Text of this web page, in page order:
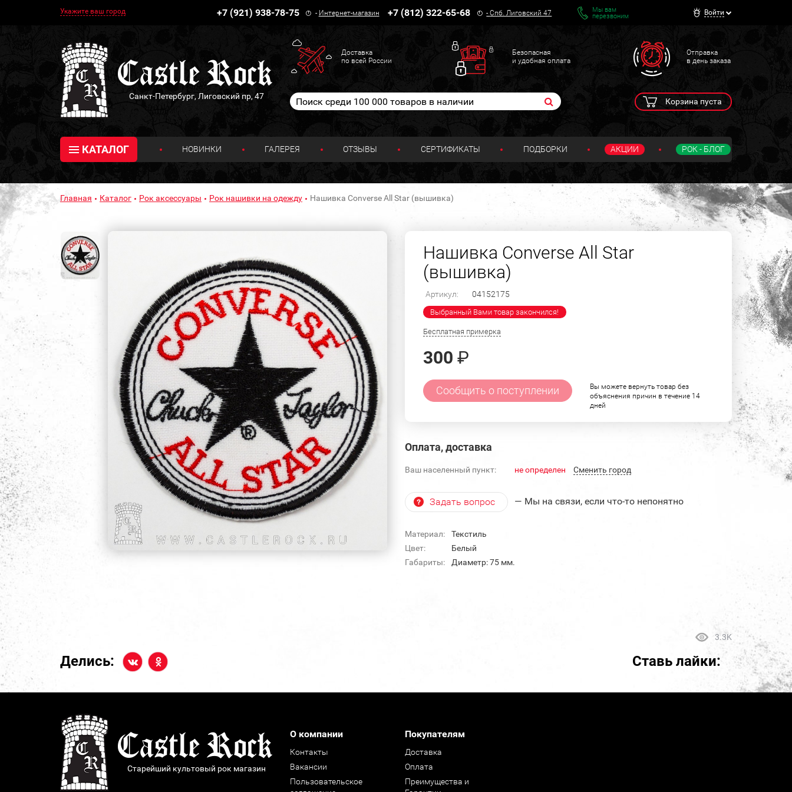
Укажите ваш город +7 (921) 938-78-75 - Интернет-магазин +7 (812) 322-65-68 -Спб. Лиговский 47
Мы вам
перезвоним
Войти
Санкт-Петербург, Лиговский пр, 47
Доставка
по всей России
Безопасная
и удобная оплата
Отправка
в день заказа
Корзина пуста
КАТАЛОГ НОВИНКИ ГАЛЕРЕЯ ОТЗЫВЫ СЕРТИФИКАТЫ ПОДБОРКИ АКЦИИ РОК - БЛОГ
Главная Каталог Рок аксессуары Рок нашивки на одежду Нашивка Converse All Star (вышивка)
Нашивка Converse All Star
(вышивка)
Артикул: 04152175
Выбранный Вами товар закончился!
Бесплатная примерка
300 ₽
Сообщить о поступлении
Вы можете вернуть товар без
объяснения причин в течение 14
дней
Оплата, доставка
Ваш населенный пункт: не определен Cменить город
Задать вопрос — Мы на связи, если что-то непонятно
Материал:
Текстиль
Цвет:
Белый
Габариты:
Диаметр: 75 мм.
3.3K
Делись: Ставь лайки:
Старейший культовый рок магазин
О компании
Контакты
Вакансии
Пользовательское
Покупателям
Доставка
Оплата
Преимущества и